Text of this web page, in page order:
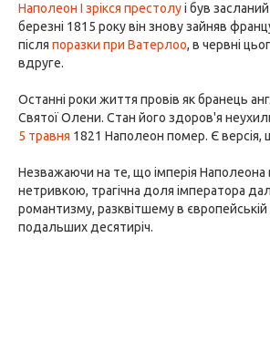
Наполеон I зрікся престолуі був
березні 1815 року він знову зайняв
після поразки при Ватерлоо, в червні
вдруге.
Останні роки життя провів як бранець
Святої Олени. Стан його здоров'я
5 травня 1821 Наполеон помер. Є версія,
Незважаючи на те, що імперія Наполеона
нетривкою, трагічна доля імператора
романтизму, разквітшему в європейській
подальших десятиріч.